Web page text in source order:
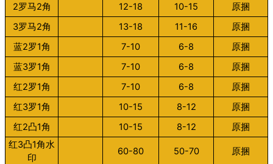
2罗马2角
12-18 10-15
原捆
3罗马2角
13-18 11-16
原捆
蓝2罗1角
7-10 6-8
原捆
蓝3罗1角
7-10 6-8
原捆
红2罗1角
7-10 6-8
原捆
红3罗1角
10-15 8-12
原捆
红2凸1角
10-15 8-12
原捆
红3凸1角水
印
60-80 50-70 原捆